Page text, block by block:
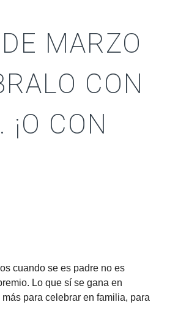
MARZO
CON
¡O CON
cuando se es padre no es
Lo que sí se gana en
para celebrar en familia, para